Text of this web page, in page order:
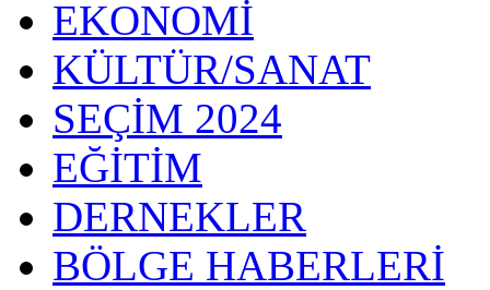
EKONOMİ
KÜLTÜR/SANAT
SEÇİM 2024
EĞİTİM
DERNEKLER
BÖLGE HABERLERİ